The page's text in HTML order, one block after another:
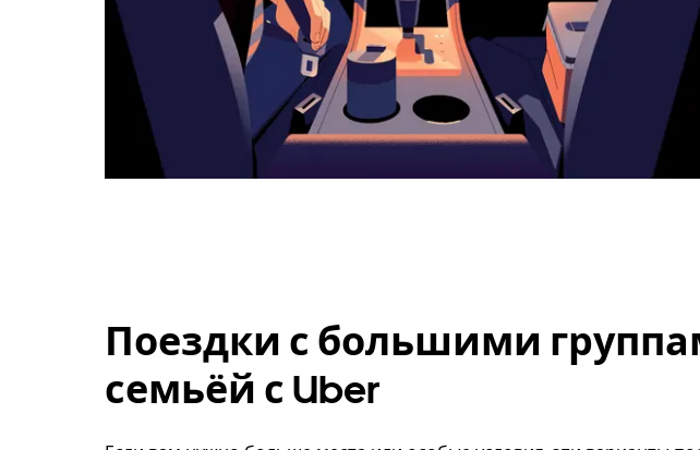
Поездки с большими
семьёй с Uber